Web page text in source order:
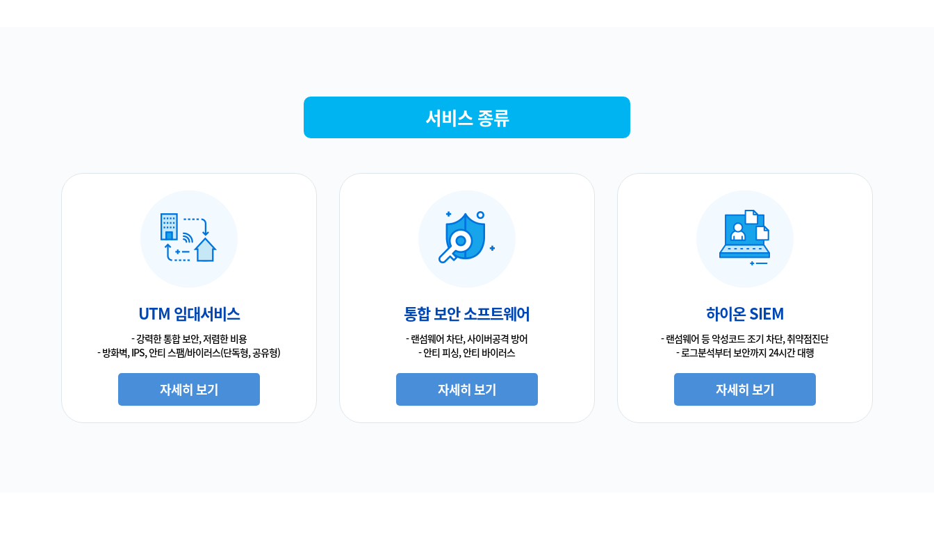
서비스 종류
UTM 임대서비스
- 강력한 통합 보안, 저렴한 비용
- 방화벽, IPS, 안티 스팸/바이러스(단독형, 공유형)
자세히 보기
통합 보안 소프트웨어
- 랜섬웨어 차단, 사이버공격 방어
- 안티 피싱, 안티 바이러스
자세히 보기
하이온 SIEM
- 랜섬웨어 등 악성코드 조기 차단, 취약점진단
- 로그분석부터 보안까지 24시간 대행
자세히 보기